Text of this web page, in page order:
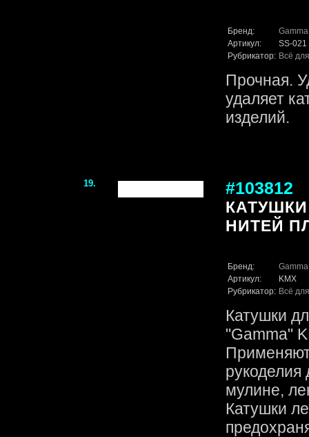
Бренд:
Gamma
Артикул:
SS-021
Рубрикатор: Всё
Прочная.
удаляет
изделий.
19. #103812
НИТЕЙ
Бренд:
Gamma
Артикул:
KMX
Рубрикатор: Всё
Катушки
"Gamma"
рукоделия
мулине,
Катушки